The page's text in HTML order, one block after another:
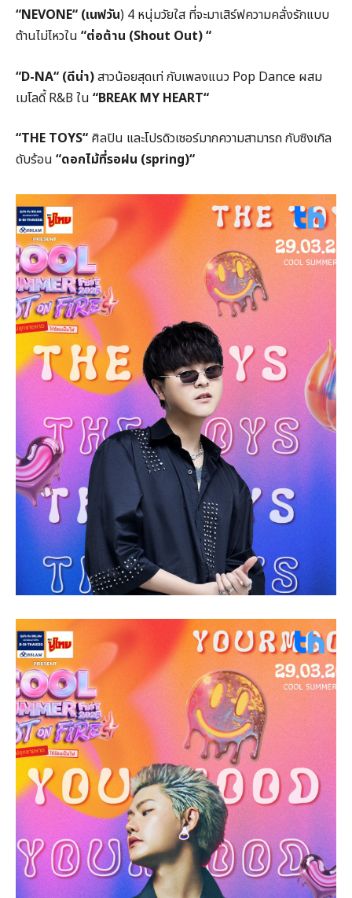
“NEVONE“ (เนฟวัน) 4 หนุ่มวัยใส ที่จะมาเสิร์ฟความคลั่งรักแบบ
ต้านไม่ไหวใน “ต่อต้าน (Shout Out)“
“D-NA“ (ดีน่า)สาวน้อยสุดเท่ กับเพลงแนว Pop Dance ผสม
เมโลดี้R&B ใน “BREAK MY HEART“
“THE TOYS“ ศิลปิน และโปรดิวเซอร์มากความสามารถ กับซิงเกิล
ดับร้อน “ดอกไม้ที่รอฝน (spring)“